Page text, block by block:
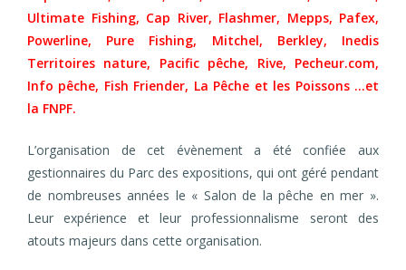
Ultimate Fishing, Cap River, Flashmer, Mepps, Pafex,
Powerline, Pure Fishing, Mitchel, Berkley, Inedis
Territoires nature, Pacific pêche, Rive, Pecheur.com,
Info pêche, Fish Friender, La Pêche et les Poissons …et
la FNPF.
L’organisation de cet évènement a été confiée aux
gestionnaires du Parc des expositions, qui ont géré pendant
de nombreuses années le « Salon de la pêche en mer ».
Leur expérience et leur professionnalisme seront des
atouts majeurs dans cette organisation.